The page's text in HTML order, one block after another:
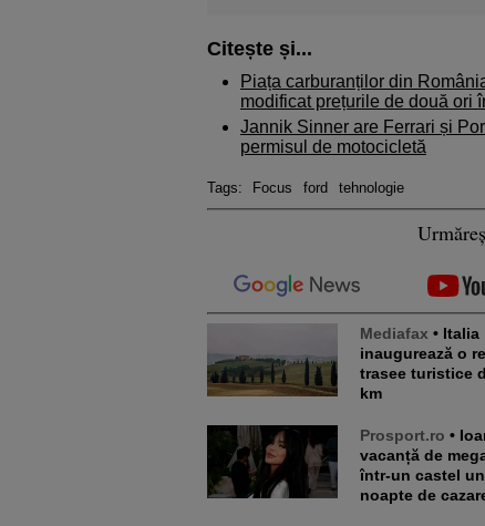
Citește și...
Piața carburanților din
modificat prețurile de două ori
Jannik Sinner are Ferrari și
permisul de motocicletă
Tags: Focus ford tehnologie
Mediafax • Italia
inaugurează o
trasee turistice
km
Prosport.ro • Ioana Țiriac,
vacanță de
într-un castel
noapte de